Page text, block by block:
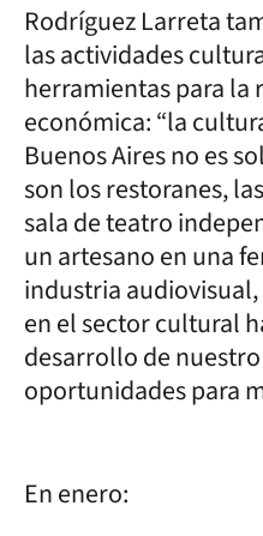
Rodríguez Larreta
las actividades
herramientas para la
económica: “la
Buenos Aires no es
son los restoranes,
sala de teatro
un artesano en una
industria
en el sector cultural
desarrollo de
oportunidades para
En enero: